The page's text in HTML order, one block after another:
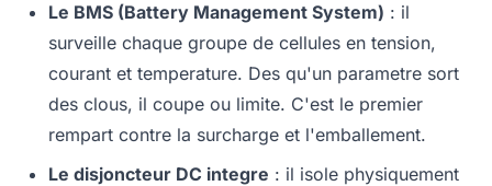
Le BMS (Battery Management System) : il
surveille chaque groupe de cellules en tension,
courant et temperature. Des qu'un parametre sort
des clous, il coupe ou limite. C'est le premier
rempart contre la surcharge et l'emballement.
Le disjoncteur DC integre : il isole physiquement